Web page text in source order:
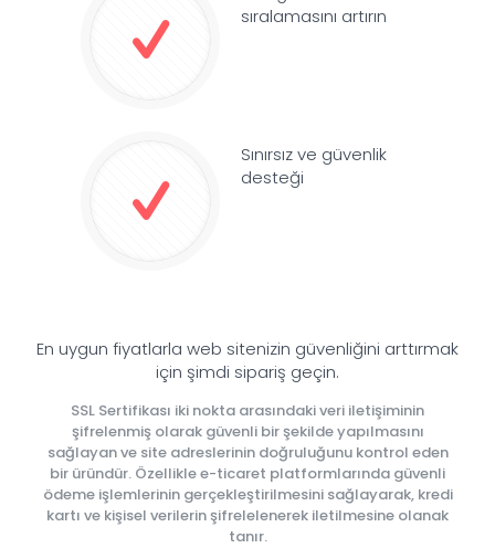
sıralamasını artırın
Sınırsız ve güvenlik
desteği
En uygun fiyatlarla web sitenizin güvenliğini arttırmak
için şimdi sipariş geçin.
SSL Sertifikası iki nokta arasındaki veri iletişiminin
şifrelenmiş olarak güvenli bir şekilde yapılmasını
sağlayan ve site adreslerinin doğruluğunu kontrol eden
bir üründür. Özellikle e-ticaret platformlarında güvenli
ödeme işlemlerinin gerçekleştirilmesini sağlayarak, kredi
kartı ve kişisel verilerin şifrelelenerek iletilmesine olanak
tanır.